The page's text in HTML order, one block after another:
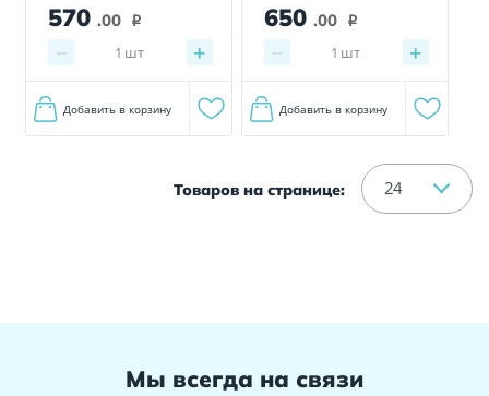
570 .00 i
− +
1 шт
Добавить в корзину
650 .00 i
− +
1 шт
Добавить в корзину
Товаров на странице: 24
Мы всегда на связи